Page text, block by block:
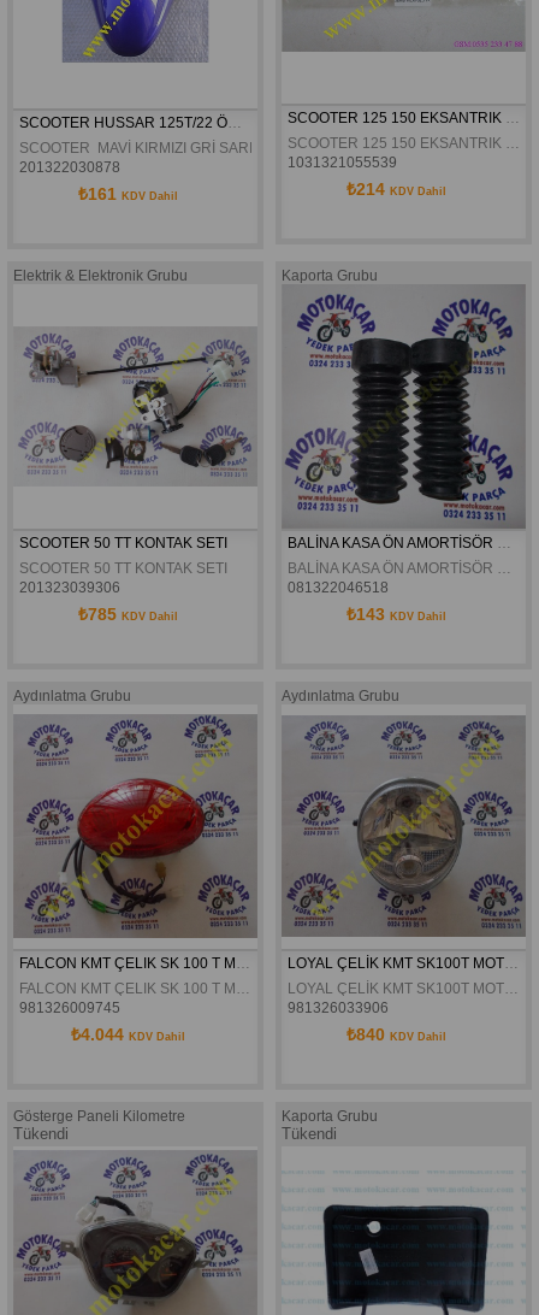
SCOOTER HUSSAR 125T/22 ÖN ÇAMURLUK
SCOOTER  MAVİ KIRMIZI GRİ SARI BEYAZ HUSSAR 125T/22 MOTORAN
201322030878
₺161 KDV Dahil
1031321055539
₺214 KDV Dahil
Elektrik & Elektronik Grubu
SCOOTER 50 TT KONTAK SETI
SCOOTER 50 TT KONTAK SETI
201323039306
₺785 KDV Dahil
Kaporta Grubu
081322046518
₺143 KDV Dahil
Aydınlatma Grubu
981326009745
₺4.044 KDV Dahil
Aydınlatma Grubu
981326033906
₺840 KDV Dahil
Gösterge Paneli Kilometre
Tükendi
Kaporta Grubu
Tükendi